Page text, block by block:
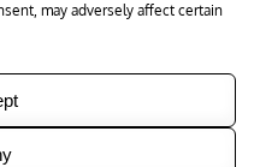
may adversely affect certain
LE SUPÉRIEUR